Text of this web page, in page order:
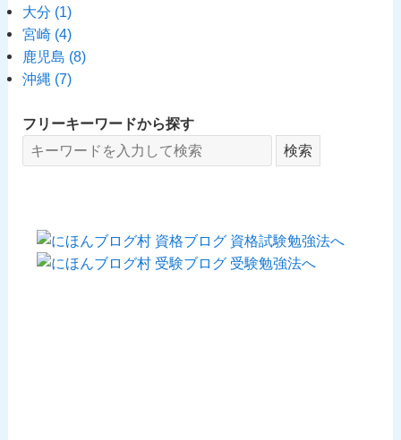
大分 (1)
宮崎 (4)
鹿児島 (8)
沖縄 (7)
フリーキーワードから探す